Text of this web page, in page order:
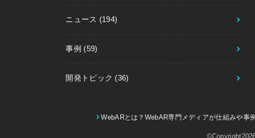
ニュース (194)
事例 (59)
開発トピック (36)
WebARとは？WebAR専門メディアが仕組みや事